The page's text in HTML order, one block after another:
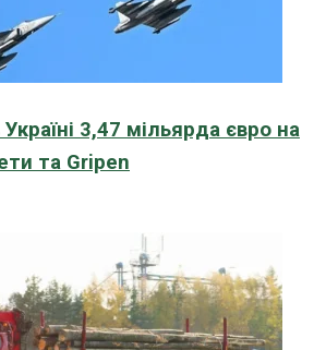
3,47 мільярда євро на
та Gripen